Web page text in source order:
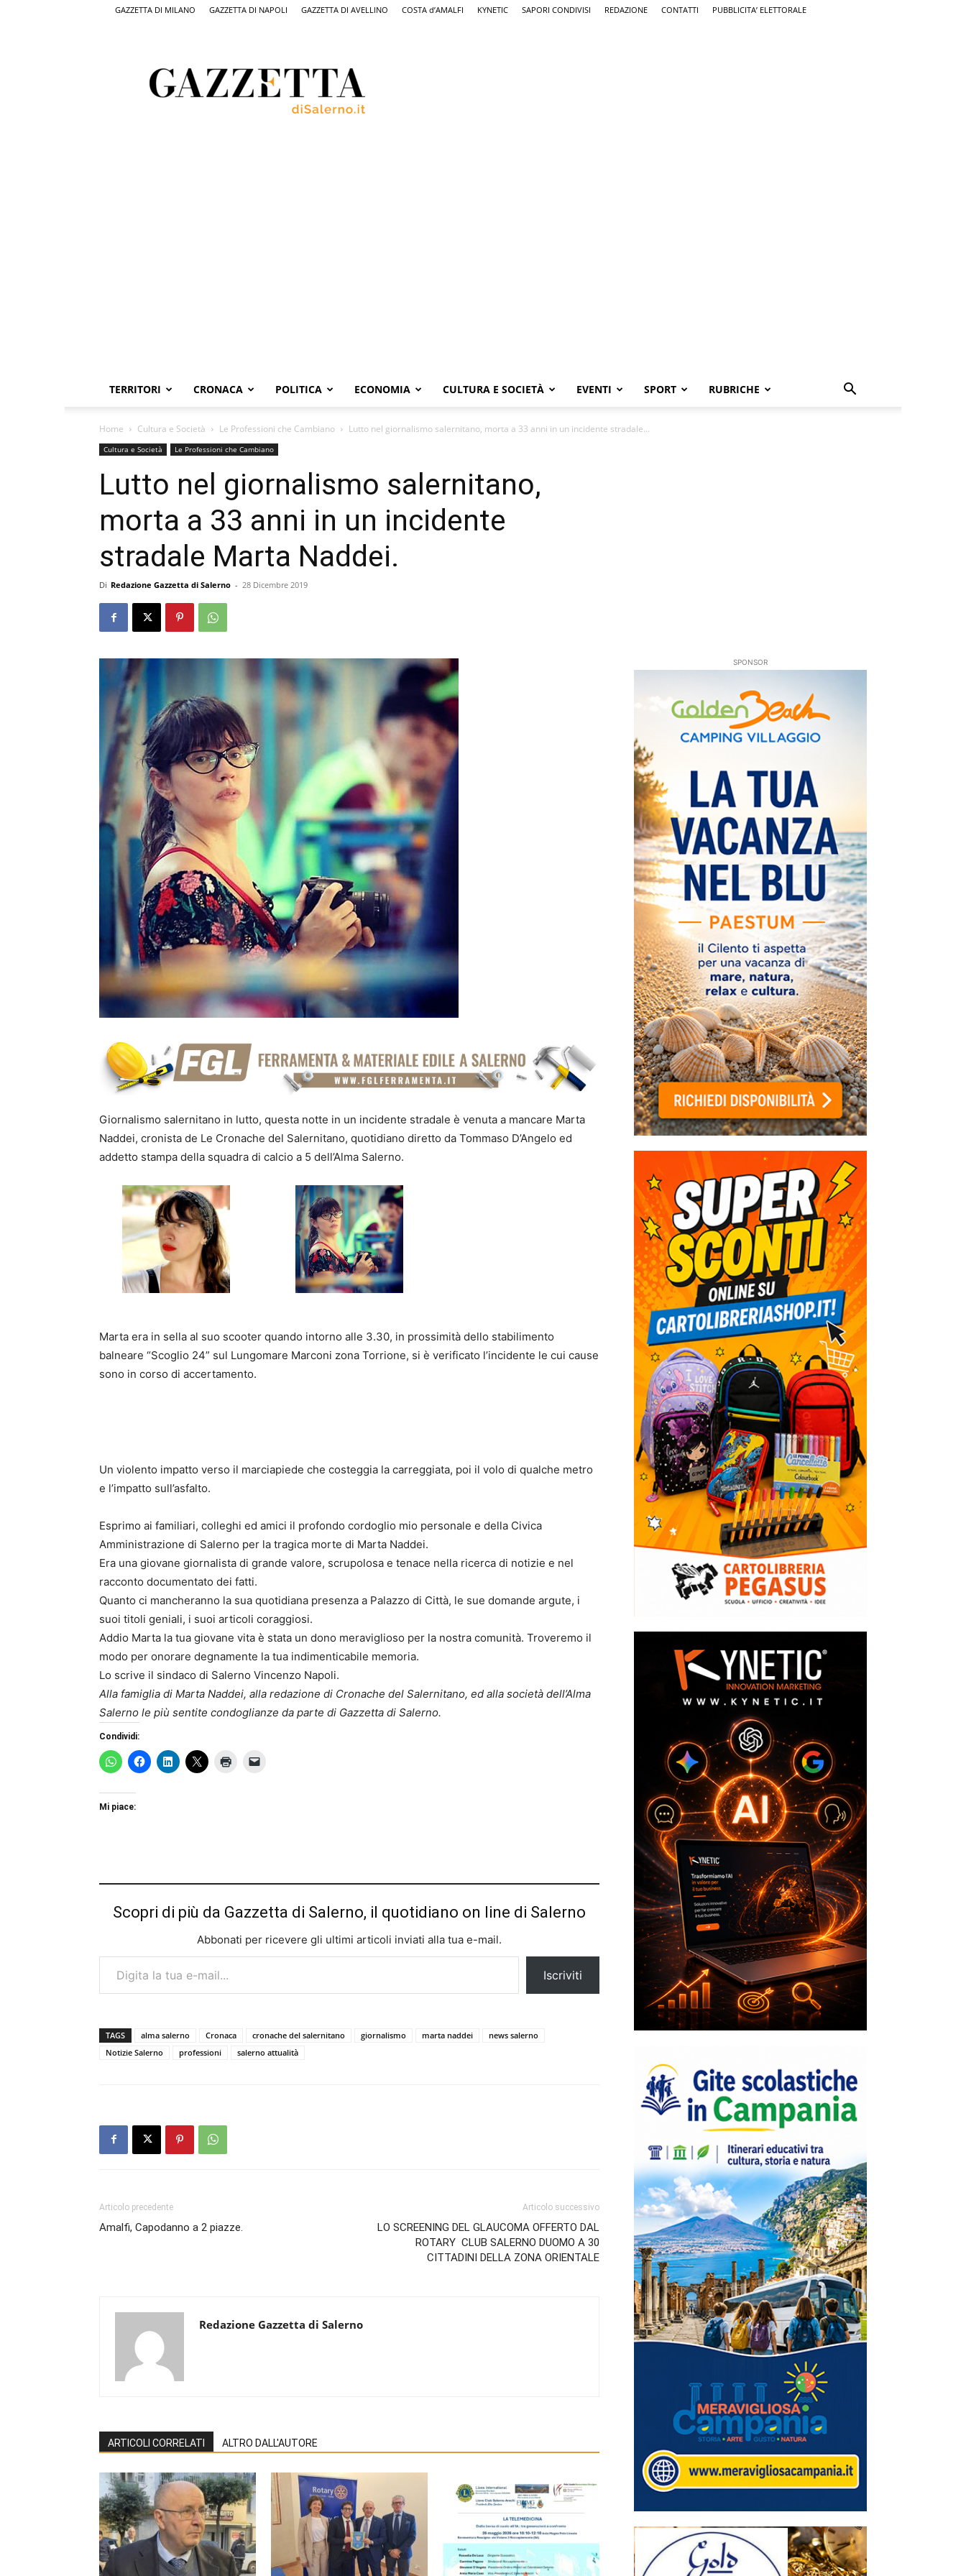
GAZZETTA DI MILANO GAZZETTA DI NAPOLI GAZZETTA DI AVELLINO COSTA d’AMALFI KYNETIC SAPORI CONDIVISI REDAZIONE CONTATTI PUBBLICITA’ ELETTORALE
Salerno,
il
quotidiano
TERRITORI CRONACA POLITICA ECONOMIA CULTURA E SOCIETÀ EVENTI SPORT RUBRICHE
Home Cultura e Società Le Professioni che Cambiano Lutto nel giornalismo salernitano, morta a 33 anni in un incidente stradale...
Cultura e Società Le Professioni che Cambiano
Lutto nel giornalismo salernitano,
morta a 33 anni in un incidente
stradale Marta Naddei.
Di Redazione Gazzetta di Salerno - 28 Dicembre 2019
Giornalismo salernitano in lutto, questa notte in un incidente stradale è venuta a mancare Marta
Naddei, cronista de Le Cronache del Salernitano, quotidiano diretto da Tommaso D’Angelo ed
addetto stampa della squadra di calcio a 5 dell’Alma Salerno.
Marta era in sella al suo scooter quando intorno alle 3.30, in prossimità dello stabilimento
balneare “Scoglio 24” sul Lungomare Marconi zona Torrione, si è verificato l’incidente le cui cause
sono in corso di accertamento.
Un violento impatto verso il marciapiede che costeggia la carreggiata, poi il volo di qualche metro
e l’impatto sull’asfalto.
Esprimo ai familiari, colleghi ed amici il profondo cordoglio mio personale e della Civica
Amministrazione di Salerno per la tragica morte di Marta Naddei.
Era una giovane giornalista di grande valore, scrupolosa e tenace nella ricerca di notizie e nel
racconto documentato dei fatti.
Quanto ci mancheranno la sua quotidiana presenza a Palazzo di Città, le sue domande argute, i
suoi titoli geniali, i suoi articoli coraggiosi.
Addio Marta la tua giovane vita è stata un dono meraviglioso per la nostra comunità. Troveremo il
modo per onorare degnamente la tua indimenticabile memoria.
Lo scrive il sindaco di Salerno Vincenzo Napoli.
Alla famiglia di Marta Naddei, alla redazione di Cronache del Salernitano, ed alla società dell’Alma
Salerno le più sentite condoglianze da parte di Gazzetta di Salerno.
Condividi:
Mi piace:
Scopri di più da Gazzetta di Salerno, il quotidiano on line di Salerno
Abbonati per ricevere gli ultimi articoli inviati alla tua e-mail.
Digita la tua e-mail...
Iscriviti
TAGS alma salerno Cronaca cronache del salernitano giornalismo marta naddei
news salerno
Notizie Salerno
professioni salerno attualità
Articolo precedente
Amalfi, Capodanno a 2 piazze.
Articolo successivo
LO SCREENING DEL GLAUCOMA OFFERTO DAL
ROTARY CLUB SALERNO DUOMO A 30
CITTADINI DELLA ZONA ORIENTALE
Redazione Gazzetta di Salerno
ARTICOLI CORRELATI ALTRO DALL'AUTORE
SPONSOR